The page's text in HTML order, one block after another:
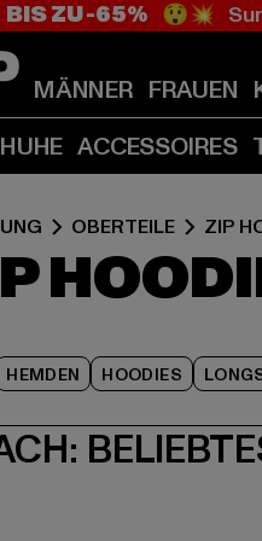
BIS ZU -65% 😲💥
MÄNNER FRAUEN
ACCESSOIRES
OBERTEILE ZIP
HEMDEN HOODIES